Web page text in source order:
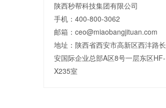
陕西秒帮科技集团有限公司
手机：400-800-3062
邮箱：ceo@miaobangjituan.com
地址：陕西省西安市高新区西沣路长
安国际企业总部A区8号一层东区HF-
X235室